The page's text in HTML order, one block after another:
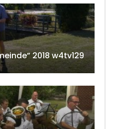
2018 w4tv129